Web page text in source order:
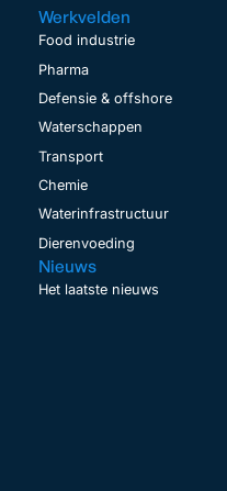
Werkvelden
Food industrie
Pharma
Defensie & offshore
Waterschappen
Transport
Chemie
Waterinfrastructuur
Dierenvoeding
Nieuws
Het laatste nieuws